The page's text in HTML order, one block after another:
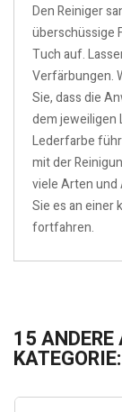
Den Reiniger
überschüssige
Tuch auf.
Verfärbungen.
Sie, dass die
dem jeweiligen
Lederfarbe
mit der
viele Arten und
Sie es an einer
fortfahren.
15 ANDERE
KATEGORIE: